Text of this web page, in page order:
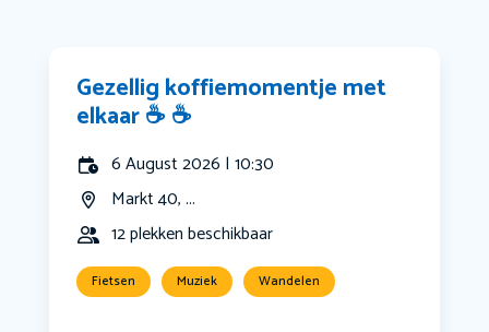
Gezellig koffiemomentje met
elkaar ☕️ ☕️
6 August 2026 | 10:30
Markt 40, ...
12 plekken beschikbaar
Fietsen Muziek Wandelen